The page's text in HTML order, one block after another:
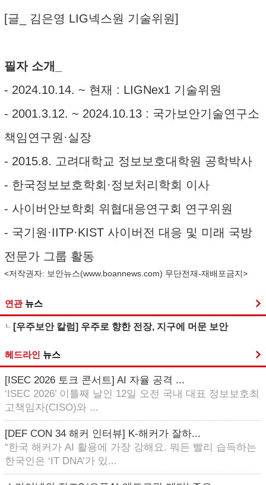
[글_ 김은영 LIG넥스원 기술위원]
필자 소개_
- 2024.10.14. ~ 현재 : LIGNex1 기술위원
- 2001.3.12. ~ 2024.10.13 : 국가보안기술연구소
책임연구원·실장
- 2015.8. 고려대학교 정보보호대학원 공학박사
- 한국정보보호학회·정보처리학회 이사
- 사이버안보학회 위협대응연구회 연구위원
- 국기원·IITP·KIST 사이버전 대응 및 미래 국방
전문가 그룹 활동
<저작권자: 보안뉴스(www.boannews.com) 무단전재-재배포금지>
연관 뉴스
[우주보안 칼럼] 우주로 향한 전장, 지구에 머문 보안
헤드라인 뉴스
[ISEC 2026 토크 콘서트] AI 자율 공격 ...
‘ISEC 2026’ 이틀째 날인 12일 오전 국내 대표 정보보호최
고책임자(CISO)와 ...
[DEF CON 34 해커 인터뷰] K-해커가 잘하...
“한국 해커가 AI 활용에 가장 강해요. 뭐든 빨리 습득하는
한국인은 ‘IT DNA’가 있...